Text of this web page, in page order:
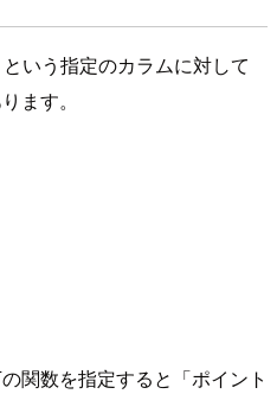
いう指定のカラムに対して
ます。
関数を指定すると「ポイント